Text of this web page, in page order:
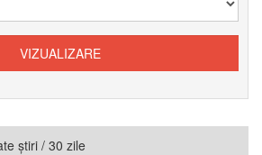
știri / 30 zile